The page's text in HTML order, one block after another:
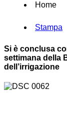
Home
Stampa
Si è conclusa
settimana della
dell’irrigazione